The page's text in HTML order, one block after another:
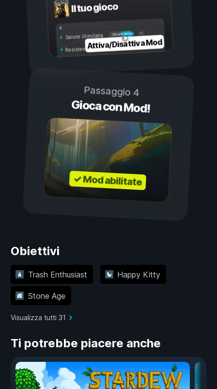
Il tuo gioco
Attivo
Disattivo
Salute illimitata
Resistenza illimitata
Attiva/Disattiva Mod
Passaggio 4
Gioca con Mod!
✓ Mod abilitate
Obiettivi
Trash Enthusiast Happy Kitty
Stone Age
Visualizza tutti 31
Ti potrebbe piacere anche